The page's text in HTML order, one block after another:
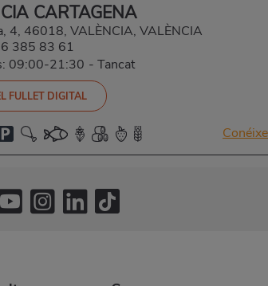
CARTAGENA
4, 46018, VALÈNCIA, VALÈNCIA
385 83 61
09:00-21:30 - Tancat
FULLET DIGITAL